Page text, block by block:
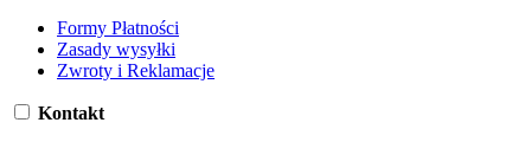
Formy Płatności
Zasady wysyłki
Zwroty i Reklamacje
Kontakt